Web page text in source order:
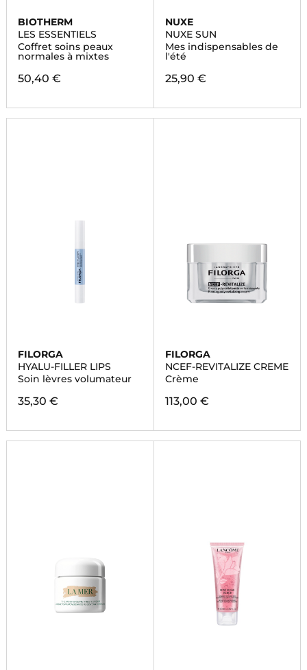
BIOTHERM
LES ESSENTIELS
Coffret soins peaux
normales à mixtes
50,40 €
NUXE
NUXE SUN
Mes indispensables de
l'été
25,90 €
FILORGA
HYALU-FILLER LIPS
Soin lèvres volumateur
35,30 €
FILORGA
NCEF-REVITALIZE CREME
Crème
113,00 €